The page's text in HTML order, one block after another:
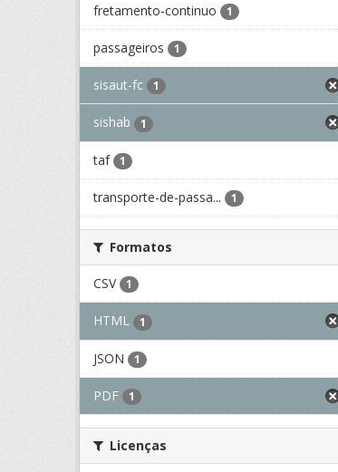
fretamento-continuo 1
passageiros 1
sisaut-fc 1
sishab 1
taf 1
transporte-de-passa... 1
Formatos
CSV 1
HTML 1
JSON 1
PDF 1
Licenças